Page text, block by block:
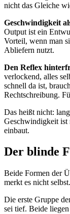
nicht das Gleiche
Geschwindigkeit
Output ist ein
Vorteil, wenn man
Abliefern nutzt.
Den Reflex
verlockend, alles
schnell da ist,
Rechtschreibung.
Das heißt nicht:
Geschwindigkeit ist
einbaut.
Der blinde
Beide Formen der
merkt es nicht selbst.
Die erste Gruppe
sei tief. Beide